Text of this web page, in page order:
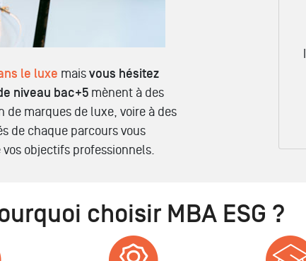
le luxe mais vous hésitez
niveau bac+5 mènent à des
de marques de luxe, voire à des
de chaque parcours vous
objectifs professionnels.
choisir MBA ESG ?